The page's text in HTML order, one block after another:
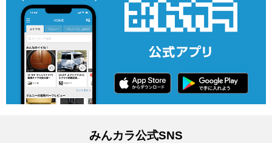
みんカラ公式SNS